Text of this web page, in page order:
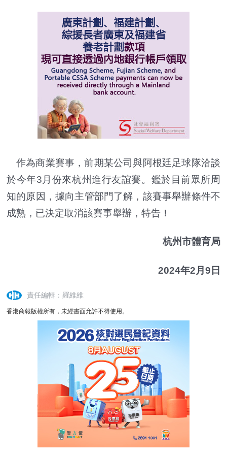
作為商業賽事，前期某公司與阿根廷足球隊洽談
於今年3月份來杭州進行友誼賽。鑑於目前眾所周
知的原因，據向主管部門了解，該賽事舉辦條件不
成熟，已決定取消該賽事舉辦，特告！
杭州市體育局
2024年2月9日
責任編輯：羅維維
香港商報版權所有，未經書面允許不得使用。